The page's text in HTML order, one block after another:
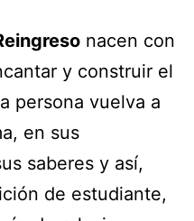
nacen con
y construir el
persona vuelva a
en sus
saberes y así,
de estudiante,